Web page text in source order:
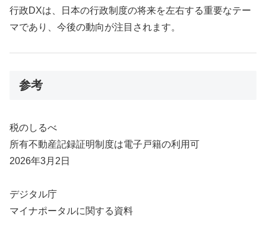
行政DXは、日本の行政制度の将来を左右する重要なテー
マであり、今後の動向が注目されます。
参考
税のしるべ
所有不動産記録証明制度は電子戸籍の利用可
2026年3月2日
デジタル庁
マイナポータルに関する資料